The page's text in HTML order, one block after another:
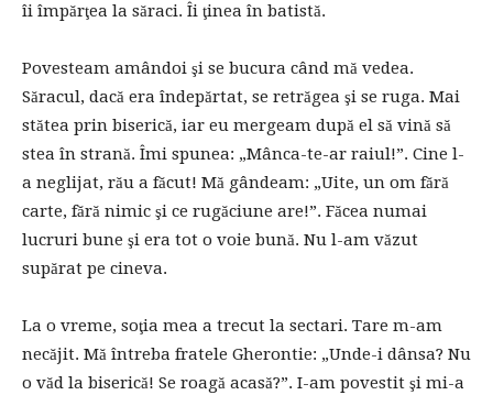
îi împărţea la săraci. Îi ţinea în batistă.
Povesteam amândoi şi se bucura când mă vedea.
Săracul, dacă era îndepărtat, se retrăgea şi se ruga. Mai
stătea prin biserică, iar eu mergeam după el să vină să
stea în strană. Îmi spunea: „Mânca-te-ar raiul!”. Cine l-
a neglijat, rău a făcut! Mă gândeam: „Uite, un om fără
carte, fără nimic şi ce rugăciune are!”. Făcea numai
lucruri bune şi era tot o voie bună. Nu l-am văzut
supărat pe cineva.
La o vreme, soţia mea a trecut la sectari. Tare m-am
necăjit. Mă întreba fratele Gherontie: „Unde-i dânsa? Nu
o văd la biserică! Se roagă acasă?”. I-am povestit şi mi-a